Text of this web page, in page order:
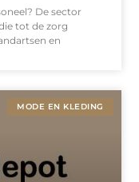
De sector
tot de zorg
en
MODE EN KLEDING